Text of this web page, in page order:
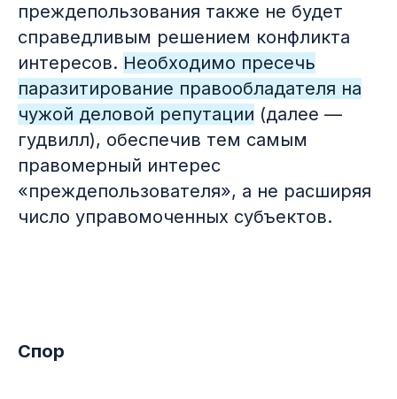
преждепользования также не будет
справедливым решением конфликта
интересов. Необходимо пресечь
паразитирование правообладателя на
чужой деловой репутации (далее —
гудвилл), обеспечив тем самым
правомерный интерес
«преждепользователя», а не расширяя
число управомоченных субъектов.
Спор